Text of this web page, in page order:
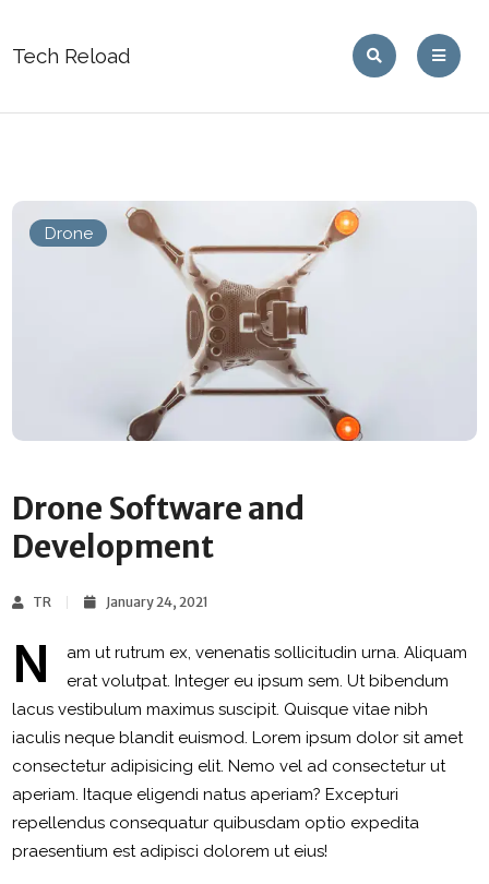
Tech Reload
Drone
Drone Software and
Development
TR January 24, 2021
N
am ut rutrum ex, venenatis sollicitudin urna. Aliquam
erat volutpat. Integer eu ipsum sem. Ut bibendum
lacus vestibulum maximus suscipit. Quisque vitae nibh
iaculis neque blandit euismod. Lorem ipsum dolor sit amet
consectetur adipisicing elit. Nemo vel ad consectetur ut
aperiam. Itaque eligendi natus aperiam? Excepturi
repellendus consequatur quibusdam optio expedita
praesentium est adipisci dolorem ut eius!